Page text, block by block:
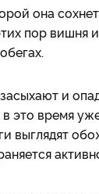
она
пор вишня
и
это время
выглядят